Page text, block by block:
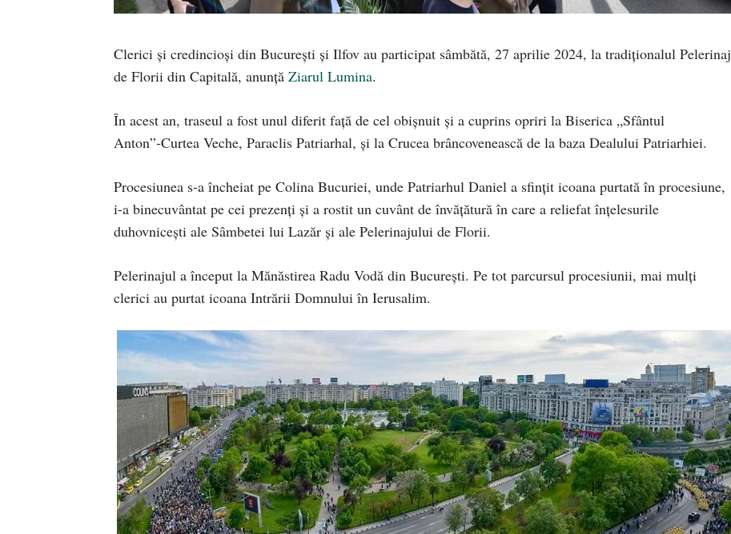
Clerici și credincioși din București și Ilfov au participat sâmbătă, 27 aprilie 2024, la tradiționalul Pelerinaj
de Florii din Capitală, anunță Ziarul Lumina.
În acest an, traseul a fost unul diferit față de cel obișnuit și a cuprins opriri la Biserica „Sfântul
Anton”‑Curtea Veche, Paraclis Patriarhal, și la Crucea brâncovenească de la baza Dealului Patriarhiei.
Procesiunea s‑a încheiat pe Colina Bucuriei, unde Patriarhul Daniel a sfințit icoana purtată în procesiune,
i‑a binecuvântat pe cei prezenți și a rostit un cuvânt de învățătură în care a reliefat înțelesurile
duhovnicești ale Sâmbetei lui Lazăr și ale Pelerinajului de Florii.
Pelerinajul a început la Mănăstirea Radu Vodă din București. Pe tot parcursul procesiunii, mai mulți
clerici au purtat icoana Intrării Domnului în Ierusalim.